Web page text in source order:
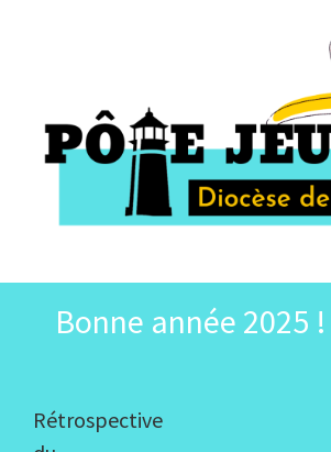
Bonne année 2025 !
Rétrospective